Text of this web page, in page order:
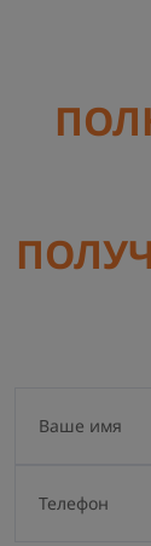
Ваше имя
Телефон